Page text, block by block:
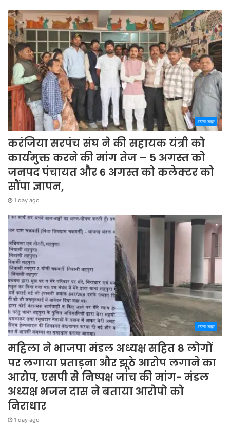
अपना शहर
करंजिया सरपंच संघ ने की सहायक यंत्री को
कार्यमुक्त करने की मांग तेज – 5 अगस्त को
जनपद पंचायत और 6 अगस्त को कलेक्टर को
सौंपा ज्ञापन,
1 day ago
अपना शहर
महिला ने भाजपा मंडल अध्यक्ष सहित 8 लोगों
पर लगाया प्रताड़ना और झूठे आरोप लगाने का
आरोप, एसपी से निष्पक्ष जांच की मांग- मंडल
अध्यक्ष भजन दास ने बताया आरोपो को
निराधार
1 day ago